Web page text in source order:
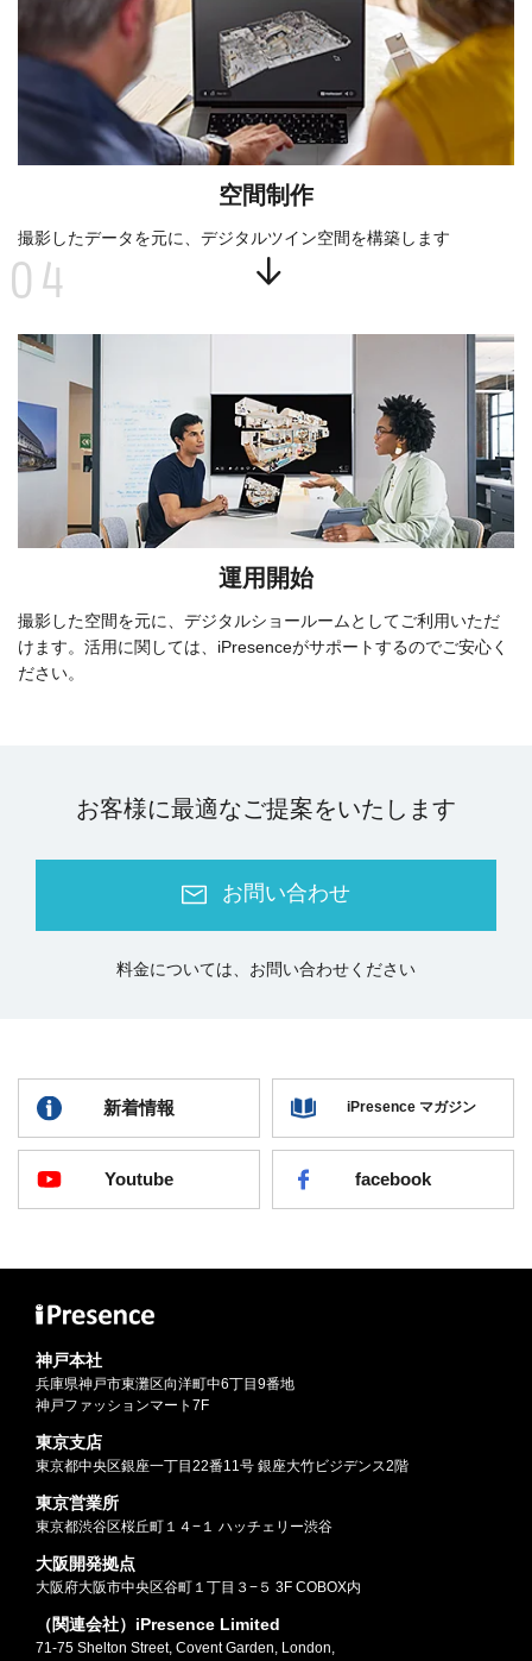
空間制作
撮影したデータを元に、デジタルツイン空間を構築します
04
運用開始
撮影した空間を元に、デジタルショールームとしてご利用いただ
けます。活用に関しては、iPresenceがサポートするのでご安心く
ださい。
お客様に最適なご提案をいたします
お問い合わせ
料金については、お問い合わせください
新着情報 iPresence マガジン
Youtube facebook
神戸本社
兵庫県神戸市東灘区向洋町中6丁目9番地
神戸ファッションマート7F
東京支店
東京都中央区銀座一丁目22番11号 銀座大竹ビジデンス2階
東京営業所
東京都渋谷区桜丘町１４−１ ハッチェリー渋谷
大阪開発拠点
大阪府大阪市中央区谷町１丁目３−５ 3F COBOX内
（関連会社）iPresence Limited
71-75 Shelton Street, Covent Garden, London,